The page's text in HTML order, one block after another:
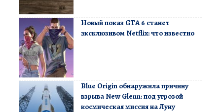
Новый показ GTA 6 станет
эксклюзивом Netflix: что известно
Blue Origin обнаружила причину
взрыва New Glenn: под угрозой
космическая миссия на Луну